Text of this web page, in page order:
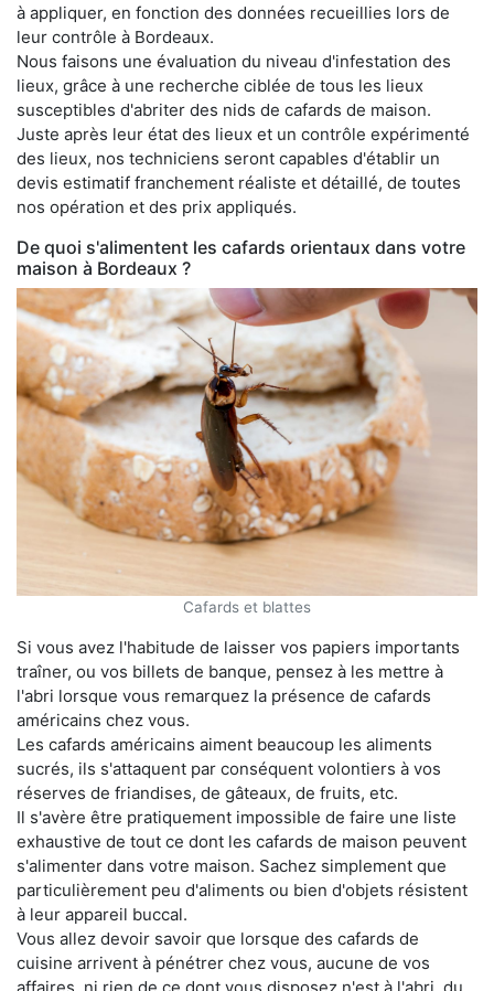
à appliquer, en fonction des données recueillies lors de
leur contrôle à Bordeaux.
Nous faisons une évaluation du niveau d'infestation des
lieux, grâce à une recherche ciblée de tous les lieux
susceptibles d'abriter des nids de cafards de maison.
Juste après leur état des lieux et un contrôle expérimenté
des lieux, nos techniciens seront capables d'établir un
devis estimatif franchement réaliste et détaillé, de toutes
nos opération et des prix appliqués.
De quoi s'alimentent les cafards orientaux dans votre
maison à Bordeaux ?
Cafards et blattes
Si vous avez l'habitude de laisser vos papiers importants
traîner, ou vos billets de banque, pensez à les mettre à
l'abri lorsque vous remarquez la présence de cafards
américains chez vous.
Les cafards américains aiment beaucoup les aliments
sucrés, ils s'attaquent par conséquent volontiers à vos
réserves de friandises, de gâteaux, de fruits, etc.
Il s'avère être pratiquement impossible de faire une liste
exhaustive de tout ce dont les cafards de maison peuvent
s'alimenter dans votre maison. Sachez simplement que
particulièrement peu d'aliments ou bien d'objets résistent
à leur appareil buccal.
Vous allez devoir savoir que lorsque des cafards de
cuisine arrivent à pénétrer chez vous, aucune de vos